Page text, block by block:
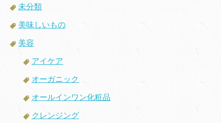
未分類
美味しいもの
美容
アイケア
オーガニック
オールインワン化粧品
クレンジング